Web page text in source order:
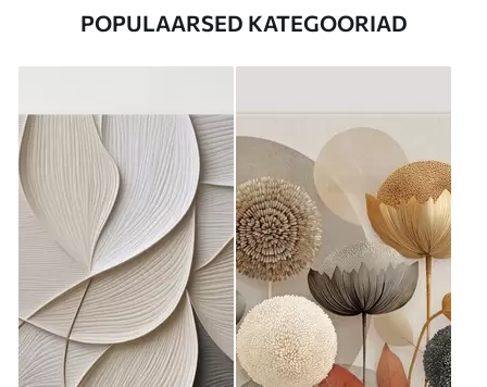
POPULAARSED KATEGOORIAD